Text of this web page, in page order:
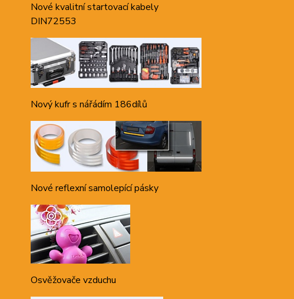
Nové kvalitní startovací kabely
DIN72553
Nový kufr s nářádím 186dílů
Nové reflexní samolepící pásky
Osvěžovače vzduchu